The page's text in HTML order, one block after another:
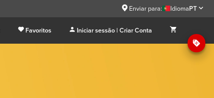
Enviar para: IdiomaPT
Favoritos Iniciar sessão | Criar Conta